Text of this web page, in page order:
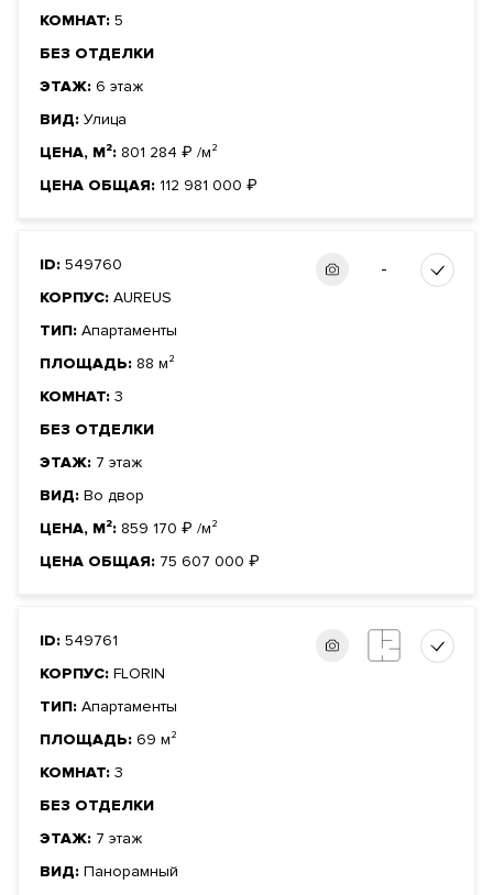
КОМНАТ: 5
БЕЗ ОТДЕЛКИ
ЭТАЖ: 6 этаж
ВИД: Улица
ЦЕНА, М²: 801 284 ₽ /м²
ЦЕНА ОБЩАЯ: 112 981 000 ₽
ID: 549760
КОРПУС: AUREUS
ТИП: Апартаменты
ПЛОЩАДЬ: 88 м²
КОМНАТ: 3
БЕЗ ОТДЕЛКИ
ЭТАЖ: 7 этаж
ВИД: Во двор
ЦЕНА, М²: 859 170 ₽ /м²
ЦЕНА ОБЩАЯ: 75 607 000 ₽
-
ID: 549761
КОРПУС: FLORIN
ТИП: Апартаменты
ПЛОЩАДЬ: 69 м²
КОМНАТ: 3
БЕЗ ОТДЕЛКИ
ЭТАЖ: 7 этаж
ВИД: Панорамный